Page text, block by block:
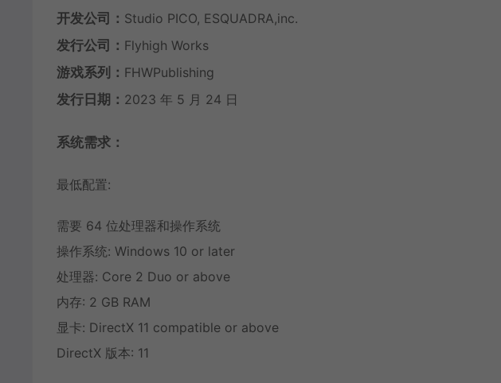
开发公司： Studio PICO, ESQUADRA,inc.
发行公司： Flyhigh Works
游戏系列： FHWPublishing
发行日期： 2023 年 5 月 24 日
系统需求：
最低配置:
需要 64 位处理器和操作系统
操作系统: Windows 10 or later
处理器: Core 2 Duo or above
内存: 2 GB RAM
显卡: DirectX 11 compatible or above
DirectX 版本: 11